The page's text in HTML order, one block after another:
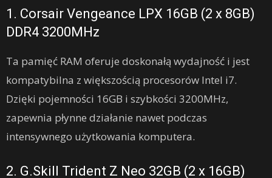
1. Corsair Vengeance LPX 16GB (2 x 8GB)
DDR4 3200MHz
Ta pamięć RAM oferuje doskonałą wydajność i jest
kompatybilna z większością procesorów Intel i7.
Dzięki pojemności 16GB i szybkości 3200MHz,
zapewnia płynne działanie nawet podczas
intensywnego użytkowania komputera.
2. G.Skill Trident Z Neo 32GB (2 x 16GB)